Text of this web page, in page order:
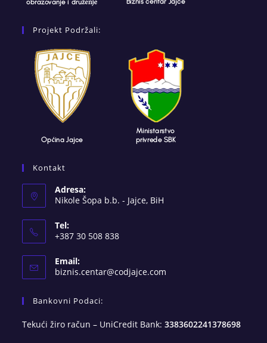
Projekt Podržali:
Kontakt
Adresa:
Nikole Šopa b.b. - Jajce, BiH
Tel:
+387 30 508 838
Email:
biznis.centar@codjajce.com
Bankovni Podaci:
Tekući žiro račun – UniCredit Bank:3383602241378698